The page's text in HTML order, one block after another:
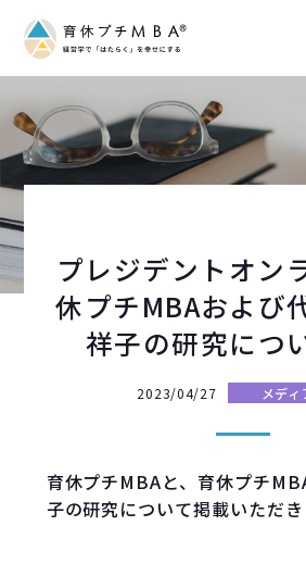
プレジデントオ
休プチMBAおよび
祥子の研究につ
2023/04/27 メディ
育休プチMBAと、育休プチ
子の研究について掲載いただ